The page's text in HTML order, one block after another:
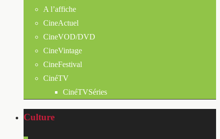
A l’affiche
CineActuel
CineVOD/DVD
CineVintage
CineFestival
CinéTV
CinéTVSéries
Culture